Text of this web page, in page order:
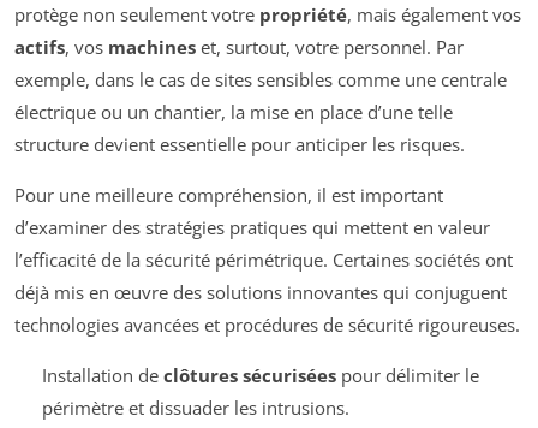
protège non seulement votre propriété, mais également vos
actifs, vos machines et, surtout, votre personnel. Par
exemple, dans le cas de sites sensibles comme une centrale
électrique ou un chantier, la mise en place d’une telle
structure devient essentielle pour anticiper les risques.
Pour une meilleure compréhension, il est important
d’examiner des stratégies pratiques qui mettent en valeur
l’efficacité de la sécurité périmétrique. Certaines sociétés ont
déjà mis en œuvre des solutions innovantes qui conjuguent
technologies avancées et procédures de sécurité rigoureuses.
Installation de clôtures sécuriséespour délimiter le
périmètre et dissuader les intrusions.